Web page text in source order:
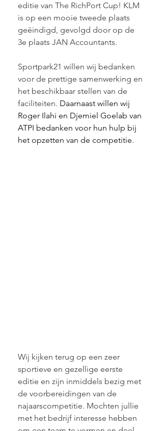
editie van The RichPort Cup! KLM
is op een mooie tweede plaats
geëindigd, gevolgd door op de
3e plaats JAN Accountants.
Sportpark21 willen wij bedanken
voor de prettige samenwerking en
het beschikbaar stellen van de
faciliteiten. Daarnaast willen wij
Roger Ilahi en Djemiel Goelab van
ATPI bedanken voor hun hulp bij
het opzetten van de competitie.
Wij kijken terug op een zeer
sportieve en gezellige eerste
editie en zijn inmiddels bezig met
de voorbereidingen van de
najaarscompetitie. Mochten jullie
met het bedrijf interesse hebben